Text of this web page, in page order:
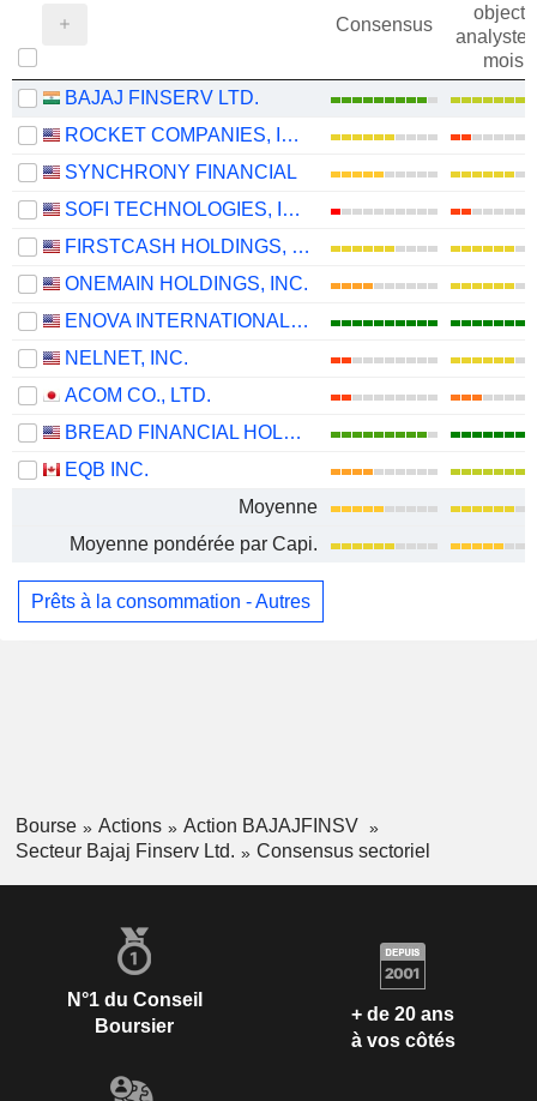
Consensus
objectif
mois
BAJAJ FINSERV LTD.
ROCKET COMPANIES, INC.
SYNCHRONY FINANCIAL
SOFI TECHNOLOGIES, INC.
FIRSTCASH HOLDINGS, INC.
ONEMAIN HOLDINGS, INC.
ENOVA INTERNATIONAL, INC.
NELNET, INC.
ACOM CO., LTD.
BREAD FINANCIAL HOLDINGS, INC.
EQB INC.
Moyenne
Moyenne pondérée par Capi.
Prêts à la consommation - Autres
Bourse Actions
Action BAJAJFINSV
Secteur Bajaj Finserv Ltd.
Consensus sectoriel
N°1 du Conseil
Boursier
+ de 20 ans
à vos côtés